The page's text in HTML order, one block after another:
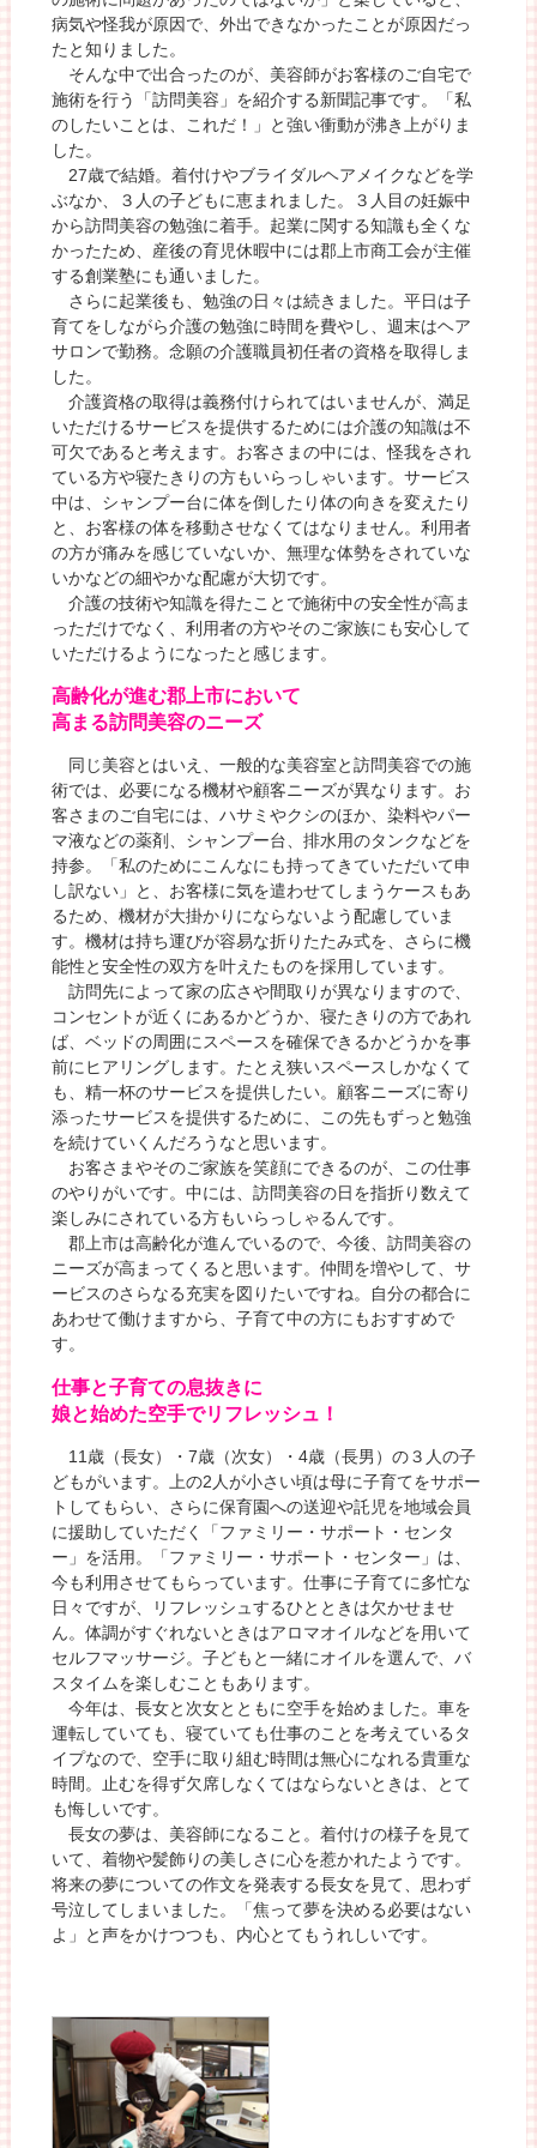
病気や怪我が原因で、外出できなかったことが原因だっ
たと知りました。
そんな中で出合ったのが、美容師がお客様のご自宅で
施術を行う「訪問美容」を紹介する新聞記事です。「私
のしたいことは、これだ！」と強い衝動が沸き上がりま
した。
27歳で結婚。着付けやブライダルヘアメイクなどを学
ぶなか、３人の子どもに恵まれました。３人目の妊娠中
から訪問美容の勉強に着手。起業に関する知識も全くな
かったため、産後の育児休暇中には郡上市商工会が主催
する創業塾にも通いました。
さらに起業後も、勉強の日々は続きました。平日は子
育てをしながら介護の勉強に時間を費やし、週末はヘア
サロンで勤務。念願の介護職員初任者の資格を取得しま
した。
介護資格の取得は義務付けられてはいませんが、満足
いただけるサービスを提供するためには介護の知識は不
可欠であると考えます。お客さまの中には、怪我をされ
ている方や寝たきりの方もいらっしゃいます。サービス
中は、シャンプー台に体を倒したり体の向きを変えたり
と、お客様の体を移動させなくてはなりません。利用者
の方が痛みを感じていないか、無理な体勢をされていな
いかなどの細やかな配慮が大切です。
介護の技術や知識を得たことで施術中の安全性が高ま
っただけでなく、利用者の方やそのご家族にも安心して
いただけるようになったと感じます。
高齢化が進む郡上市において
高まる訪問美容のニーズ
同じ美容とはいえ、一般的な美容室と訪問美容での施
術では、必要になる機材や顧客ニーズが異なります。お
客さまのご自宅には、ハサミやクシのほか、染料やパー
マ液などの薬剤、シャンプー台、排水用のタンクなどを
持参。「私のためにこんなにも持ってきていただいて申
し訳ない」と、お客様に気を遣わせてしまうケースもあ
るため、機材が大掛かりにならないよう配慮していま
す。機材は持ち運びが容易な折りたたみ式を、さらに機
能性と安全性の双方を叶えたものを採用しています。
訪問先によって家の広さや間取りが異なりますので、
コンセントが近くにあるかどうか、寝たきりの方であれ
ば、ベッドの周囲にスペースを確保できるかどうかを事
前にヒアリングします。たとえ狭いスペースしかなくて
も、精一杯のサービスを提供したい。顧客ニーズに寄り
添ったサービスを提供するために、この先もずっと勉強
を続けていくんだろうなと思います。
お客さまやそのご家族を笑顔にできるのが、この仕事
のやりがいです。中には、訪問美容の日を指折り数えて
楽しみにされている方もいらっしゃるんです。
郡上市は高齢化が進んでいるので、今後、訪問美容の
ニーズが高まってくると思います。仲間を増やして、サ
ービスのさらなる充実を図りたいですね。自分の都合に
あわせて働けますから、子育て中の方にもおすすめで
す。
仕事と子育ての息抜きに
娘と始めた空手でリフレッシュ！
11歳（長女）・7歳（次女）・4歳（長男）の３人の子
どもがいます。上の2人が小さい頃は母に子育てをサポー
トしてもらい、さらに保育園への送迎や託児を地域会員
に援助していただく「ファミリー・サポート・センタ
ー」を活用。「ファミリー・サポート・センター」は、
今も利用させてもらっています。仕事に子育てに多忙な
日々ですが、リフレッシュするひとときは欠かせませ
ん。体調がすぐれないときはアロマオイルなどを用いて
セルフマッサージ。子どもと一緒にオイルを選んで、バ
スタイムを楽しむこともあります。
今年は、長女と次女とともに空手を始めました。車を
運転していても、寝ていても仕事のことを考えているタ
イプなので、空手に取り組む時間は無心になれる貴重な
時間。止むを得ず欠席しなくてはならないときは、とて
も悔しいです。
長女の夢は、美容師になること。着付けの様子を見て
いて、着物や髪飾りの美しさに心を惹かれたようです。
将来の夢についての作文を発表する長女を見て、思わず
号泣してしまいました。「焦って夢を決める必要はない
よ」と声をかけつつも、内心とてもうれしいです。